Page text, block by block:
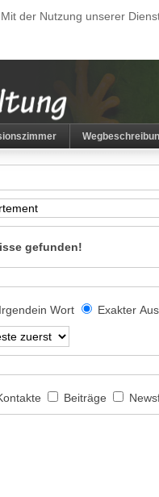
der Nutzung unserer
gefunden!
Irgendein Wort Exakter
Beiträge